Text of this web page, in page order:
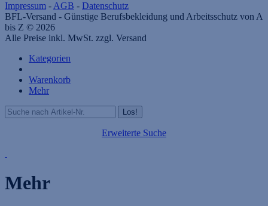
Impressum -AGB - Datenschutz
BFL-Versand - Günstige Berufsbekleidung und Arbeitsschutz von A
bis Z © 2026
Alle Preise inkl. MwSt. zzgl. Versand
Kategorien
Warenkorb
Mehr
Erweiterte Suche
Mehr